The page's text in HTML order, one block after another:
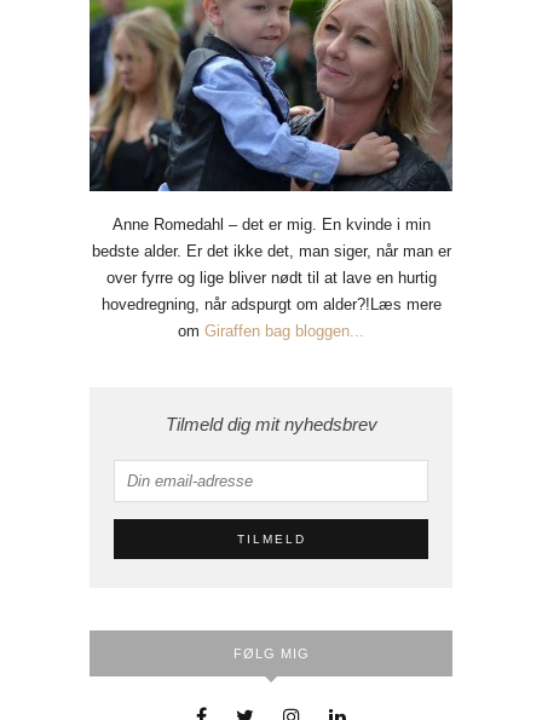
Anne Romedahl – det er mig. En kvinde i min
bedste alder. Er det ikke det, man siger, når man er
over fyrre og lige bliver nødt til at lave en hurtig
hovedregning, når adspurgt om alder?!Læs mere
om Giraffen bag bloggen...
Tilmeld dig mit nyhedsbrev
FØLG MIG